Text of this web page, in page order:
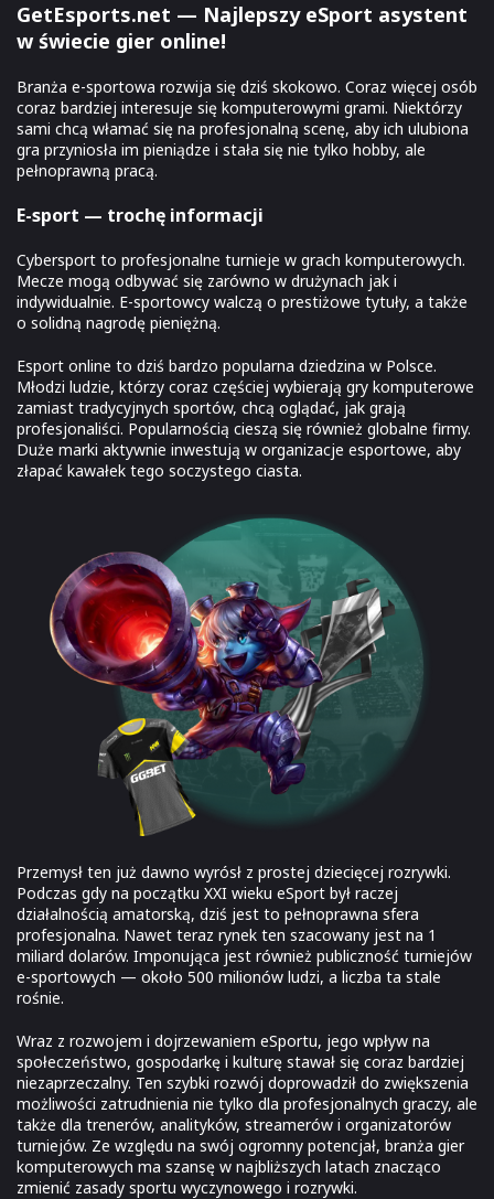
GetEsports.net — Najlepszy eSport asystent
w świecie gier online!
Branża e-sportowa rozwija się dziś skokowo. Coraz więcej osób
coraz bardziej interesuje się komputerowymi grami. Niektórzy
sami chcą włamać się na profesjonalną scenę, aby ich ulubiona
gra przyniosła im pieniądze i stała się nie tylko hobby, ale
pełnoprawną pracą.
E-sport — trochę informacji
Cybersport to profesjonalne turnieje w grach komputerowych.
Mecze mogą odbywać się zarówno w drużynach jak i
indywidualnie. E-sportowcy walczą o prestiżowe tytuły, a także
o solidną nagrodę pieniężną.
Esport online to dziś bardzo popularna dziedzina w Polsce.
Młodzi ludzie, którzy coraz częściej wybierają gry komputerowe
zamiast tradycyjnych sportów, chcą oglądać, jak grają
profesjonaliści. Popularnością cieszą się również globalne firmy.
Duże marki aktywnie inwestują w organizacje esportowe, aby
złapać kawałek tego soczystego ciasta.
Przemysł ten już dawno wyrósł z prostej dziecięcej rozrywki.
Podczas gdy na początku XXI wieku eSport był raczej
działalnością amatorską, dziś jest to pełnoprawna sfera
profesjonalna. Nawet teraz rynek ten szacowany jest na 1
miliard dolarów. Imponująca jest również publiczność turniejów
e-sportowych — około 500 milionów ludzi, a liczba ta stale
rośnie.
Wraz z rozwojem i dojrzewaniem eSportu, jego wpływ na
społeczeństwo, gospodarkę i kulturę stawał się coraz bardziej
niezaprzeczalny. Ten szybki rozwój doprowadził do zwiększenia
możliwości zatrudnienia nie tylko dla profesjonalnych graczy, ale
także dla trenerów, analityków, streamerów i organizatorów
turniejów. Ze względu na swój ogromny potencjał, branża gier
komputerowych ma szansę w najbliższych latach znacząco
zmienić zasady sportu wyczynowego i rozrywki.